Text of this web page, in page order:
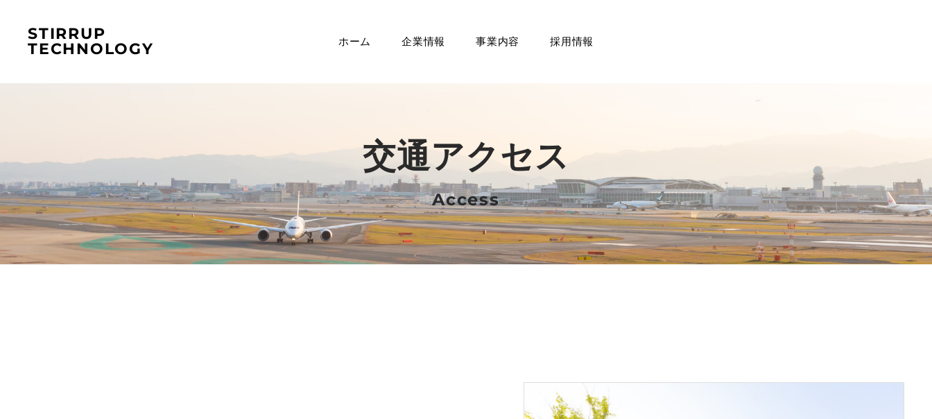
STIRRUP
TECHNOLOGY
ホーム 企業情報 事業内容 採用情報
交通アクセス
Access